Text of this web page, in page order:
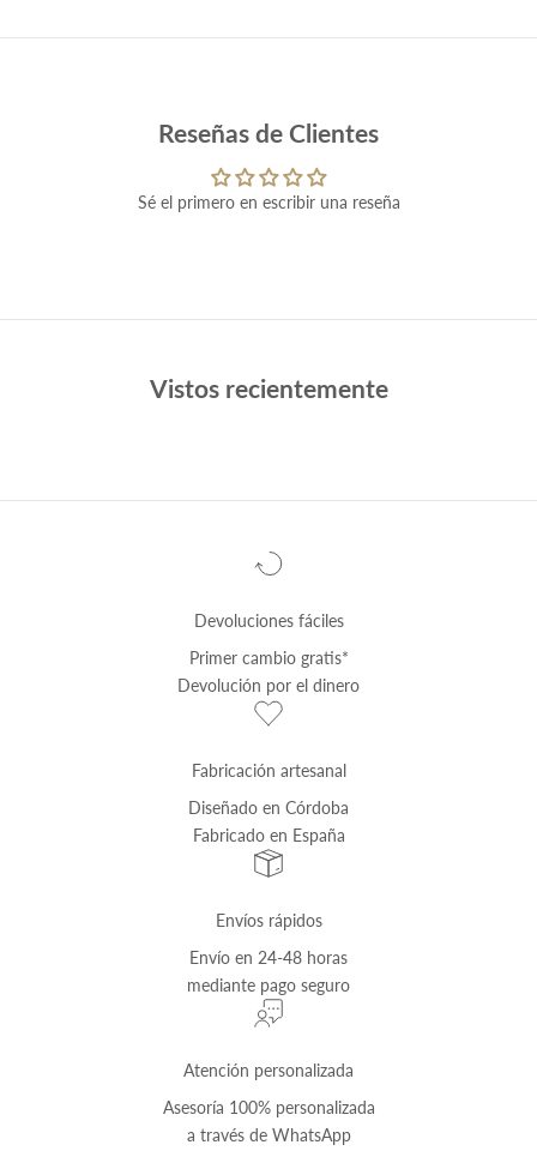
Reseñas de Clientes
Sé el primero en escribir una reseña
Vistos recientemente
Devoluciones fáciles
Primer cambio gratis*
Devolución por el dinero
Fabricación artesanal
Diseñado en Córdoba
Fabricado en España
Envíos rápidos
Envío en 24-48 horas
mediante pago seguro
Atención personalizada
Asesoría 100% personalizada
a través de WhatsApp